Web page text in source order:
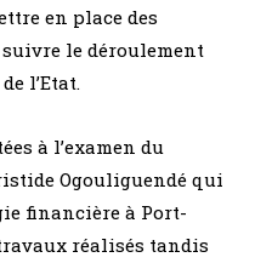
en place des
le déroulement
l’Etat.
à l’examen du
Ogouliguendé qui
financière à Port-
réalisés tandis